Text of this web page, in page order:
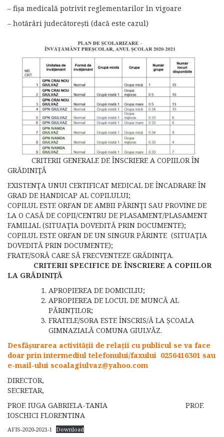
– fișa medicală potrivit reglementarilor în vigoare
– hotărâri judecătorești (dacă este cazul)
CRITERII GENERALE DE ÎNSCRIERE A COPIILOR ÎN
GRĂDINIŢĂ
EXISTENŢA UNUI CERTIFICAT MEDICAL DE ÎNCADRARE ÎN
GRAD DE HANDICAP AL COPILULUI;
COPILUL ESTE ORFAN DE AMBII PĂRINŢI SAU PROVINE DE
LA O CASĂ DE COPII/CENTRU DE PLASAMENT/PLASAMENT
FAMILIAL (SITUAŢIA DOVEDITĂ PRIN DOCUMENTE);
COPILUL ESTE ORFAN DE UN SINGUR PĂRINTE (SITUAŢIA
DOVEDITĂ PRIN DOCUMENTE);
FRATE/SORĂ CARE SĂ FRECVENTEZE GRĂDINIŢA.
CRITERII SPECIFICE DE ÎNSCRIERE A COPIILOR
LA GRĂDINIȚĂ
APROPIEREA DE DOMICILIU;
APROPIEREA DE LOCUL DE MUNCĂ AL
PĂRINȚILOR;
FRATELE/SORA ESTE ÎNSCRIS/Ă LA ȘCOALA
GIMNAZIALĂ COMUNA GIULVĂZ.
Desfășurarea activității de relații cu publicul se va face
doar prin intermediul telefonului/faxului 0256416301 sau
e-mail-ului scoalagiulvaz@yahoo.com
DIRECTOR,
SECRETAR,
PROF. IUGA GABRIELA-TANIA PROF.
IOSCHICI FLORENTINA
AFIS-2020-2021-1 Download